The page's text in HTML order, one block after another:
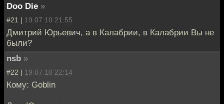
Doo Die »
#21 | 19.07.10 21:55
Дмитрий Юрьевич, а в Калабрии, в Калабрии Вы не
были?
nsb »
#22 | 19.07.10 22:14
Кому: Goblin